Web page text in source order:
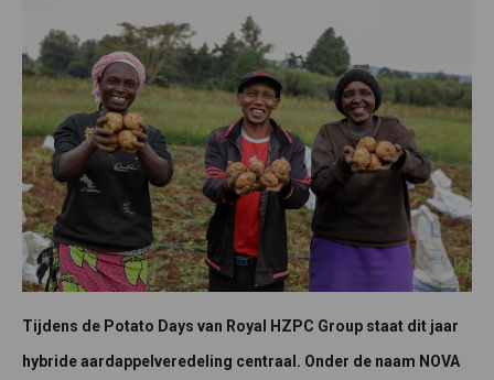
Tijdens de Potato Days van Royal HZPC Group staat dit jaar
hybride aardappelveredeling centraal. Onder de naam NOVA